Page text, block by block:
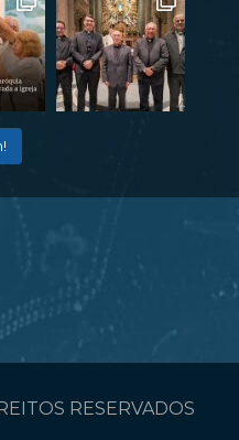
RESERVADOS